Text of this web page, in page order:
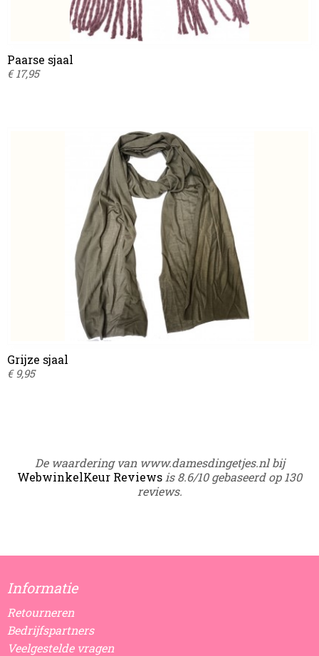
Paarse sjaal
€ 17,95
Grijze sjaal
€ 9,95
De waardering van www.damesdingetjes.nl bij
WebwinkelKeur Reviews is 8.6/10 gebaseerd op 130
reviews.
Informatie
Retourneren
Bedrijfspartners
Veelgestelde vragen